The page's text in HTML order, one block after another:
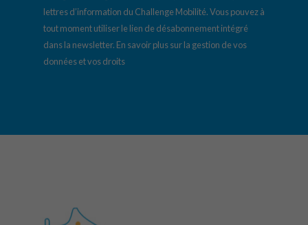
lettres d’information du Challenge Mobilité. Vous pouvez à
tout moment utiliser le lien de désabonnement intégré
dans la newsletter. En savoir plus sur la gestion de vos
données et vos droits